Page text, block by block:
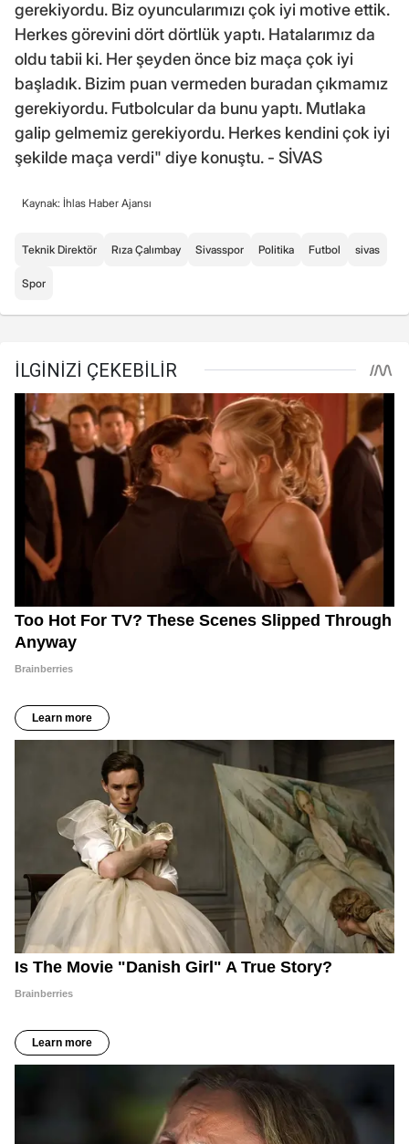
gerekiyordu. Biz oyuncularımızı çok iyi motive ettik.
Herkes görevini dört dörtlük yaptı. Hatalarımız da
oldu tabii ki. Her şeyden önce biz maça çok iyi
başladık. Bizim puan vermeden buradan çıkmamız
gerekiyordu. Futbolcular da bunu yaptı. Mutlaka
galip gelmemiz gerekiyordu. Herkes kendini çok iyi
şekilde maça verdi" diye konuştu. - SİVAS
Kaynak: İhlas Haber Ajansı
Teknik Direktör Rıza Çalımbay Sivasspor Politika Futbol sivas
Spor